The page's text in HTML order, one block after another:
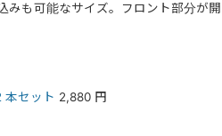
も可能なサイズ。フロント部分が
本セット 2,880 円